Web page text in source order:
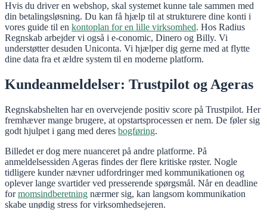
Hvis du driver en webshop, skal systemet kunne tale sammen med
din betalingsløsning. Du kan få hjælp til at strukturere dine konti i
vores guide til en kontoplan for en lille virksomhed. Hos Radius
Regnskab arbejder vi også i e-conomic, Dinero og Billy. Vi
understøtter desuden Uniconta. Vi hjælper dig gerne med at flytte
dine data fra et ældre system til en moderne platform.
Kundeanmeldelser: Trustpilot og Ageras
Regnskabshelten har en overvejende positiv score på Trustpilot. Her
fremhæver mange brugere, at opstartsprocessen er nem. De føler sig
godt hjulpet i gang med deres bogføring.
Billedet er dog mere nuanceret på andre platforme. På
anmeldelsessiden Ageras findes der flere kritiske røster. Nogle
tidligere kunder nævner udfordringer med kommunikationen og
oplever lange svartider ved presserende spørgsmål. Når en deadline
formomsindberetning nærmer sig, kan langsom kommunikation
skabe unødig stress for virksomhedsejeren.